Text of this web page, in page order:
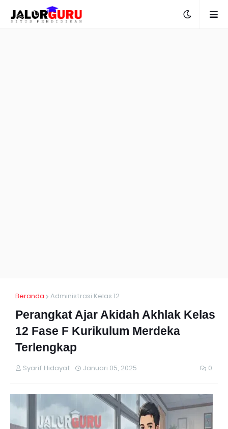
Beranda Administrasi Kelas 12
Perangkat Ajar Akidah Akhlak Kelas
12 Fase F Kurikulum Merdeka
Terlengkap
Syarif Hidayat Januari 05, 2025 0